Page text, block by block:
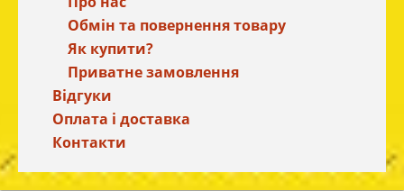
Обмін та повернення товару
Як купити?
Приватне замовлення
Відгуки
Оплата і доставка
Контакти